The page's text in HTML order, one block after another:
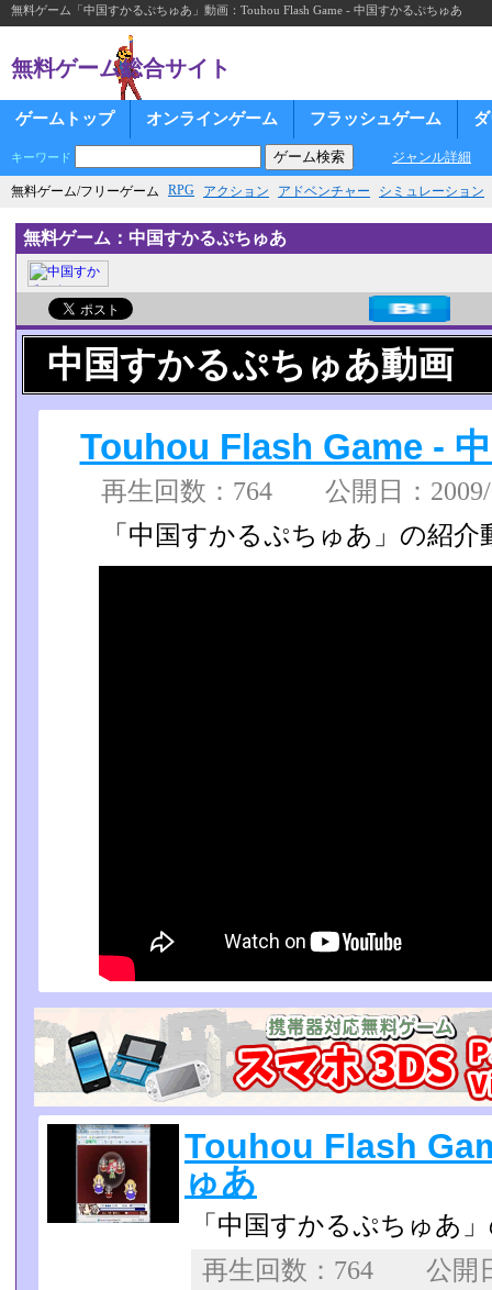
無料ゲーム「中国すかるぷちゅあ」動画：Touhou Flash Game - 中国すかるぷちゅあ
無料ゲーム総合サイト
ゲームトップ オンラインゲーム フラッシュゲーム
キーワード ジャンル詳細
無料ゲーム/フリーゲーム RPG アクション アドベンチャー シミュレーション
無料ゲーム：中国すかるぷちゅあ
中国すかるぷちゅあ動画
Touhou Flash Game -
再生回数：764 公開日：
「中国すかるぷちゅあ」の紹介
Touhou Flash
ゅあ
「中国すかるぷちゅあ
再生回数：764 公開